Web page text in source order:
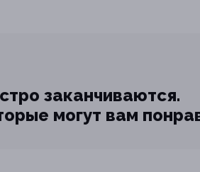
заканчиваются.
могут вам